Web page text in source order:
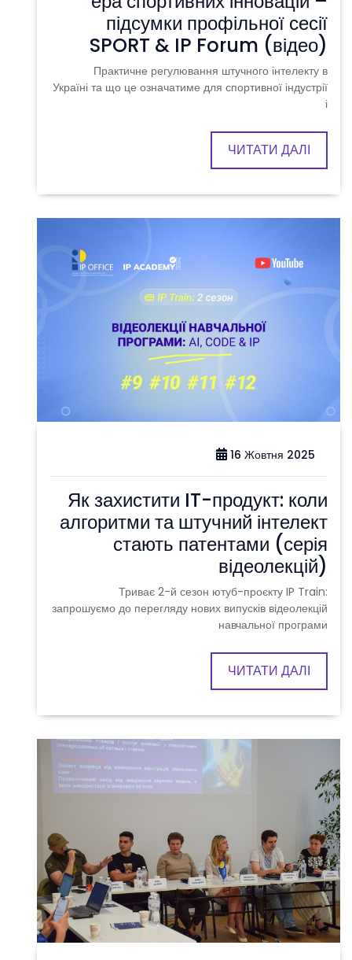
підсумки профільної сесії
SPORT & IP Forum (відео)
Практичне регулювання штучного інтелекту в
Україні та що це означатиме для спортивної індустрії
і
ЧИТАТИ ДАЛІ
16 Жовтня 2025
Як захистити IT-продукт: коли
алгоритми та штучний інтелект
стають патентами (серія
відеолекцій)
Триває 2-й сезон ютуб-проєкту IP Train:
запрошуємо до перегляду нових випусків відеолекцій
навчальної програми
ЧИТАТИ ДАЛІ